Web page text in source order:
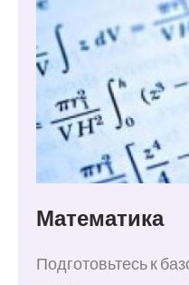
Математика
Подготовьтесь к